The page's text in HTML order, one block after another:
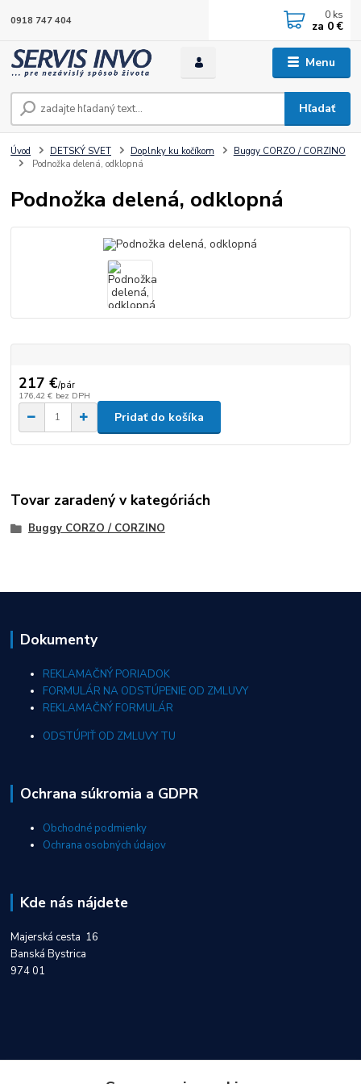
Menu
Hľadať
0918 747 404 0 ks
za 0 €
Úvod DETSKÝ SVET Doplnky ku kočíkom
Buggy CORZO / CORZINO
Podnožka delená, odklopná
Podnožka delená, odklopná
217 €/pár
176,42 € bez DPH
Pridať do košíka
Tovar zaradený v kategóriách
Buggy CORZO / CORZINO
Dokumenty
REKLAMAČNÝ PORIADOK
FORMULÁR NA ODSTÚPENIE OD ZMLUVY
REKLAMAČNÝ FORMULÁR
ODSTÚPIŤ OD ZMLUVY TU
Ochrana súkromia a GDPR
Obchodné podmienky
Ochrana osobných údajov
Kde nás nájdete
Majerská cesta 16
Banská Bystrica
974 01